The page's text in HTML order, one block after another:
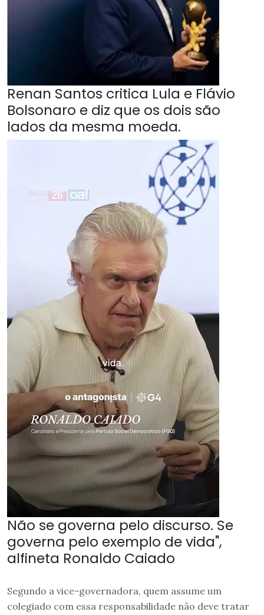
Renan Santos critica Lula e Flávio
Bolsonaro e diz que os dois são
lados da mesma moeda.
Não se governa pelo discurso. Se
governa pelo exemplo de vida",
alfineta Ronaldo Caiado
Segundo a vice-governadora, quem assume um
colegiado com essa responsabilidade não deve tratar